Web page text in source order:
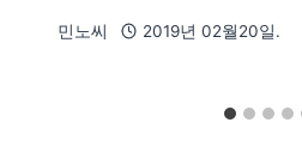
민노씨 2019년 02월20일.